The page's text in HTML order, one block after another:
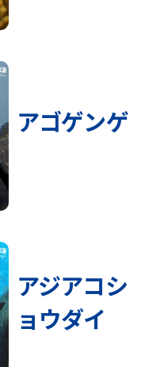
アゴゲンゲ
アジアコシ
ョウダイ